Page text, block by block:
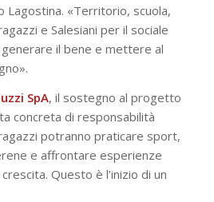
Lagostina. «Territorio, scuola,
e Salesiani per il sociale
il bene e mettere al
SpA, il sostegno al progetto
concreta di responsabilità
potranno praticare sport,
e affrontare esperienze
Questo è l’inizio di un